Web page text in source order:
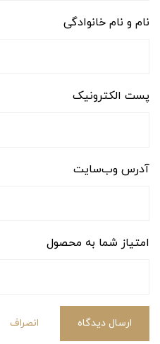
نام و نام خانوادگی
پست الکترونیک
آدرس وب‌سایت
امتیاز شما به محصول
ارسال دیدگاه انصراف